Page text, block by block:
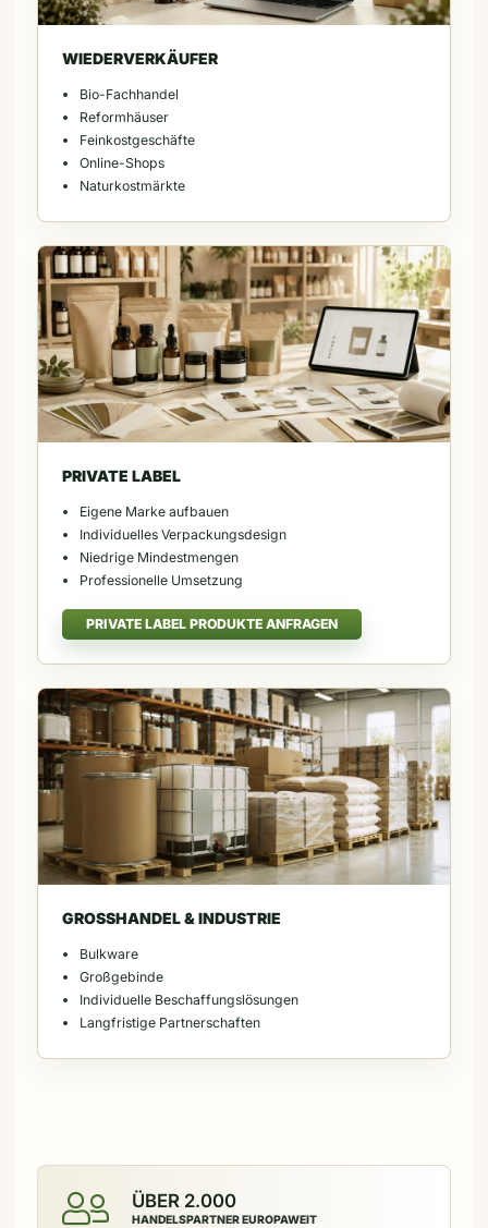
WIEDERVERKÄUFER
Bio-Fachhandel
Reformhäuser
Feinkostgeschäfte
Online-Shops
Naturkostmärkte
PRIVATE LABEL
Eigene Marke aufbauen
Individuelles Verpackungsdesign
Niedrige Mindestmengen
Professionelle Umsetzung
PRIVATE LABEL PRODUKTE ANFRAGEN
GROSSHANDEL & INDUSTRIE
Bulkware
Großgebinde
Individuelle Beschaffungslösungen
Langfristige Partnerschaften
ÜBER 2.000
HANDELSPARTNER EUROPAWEIT